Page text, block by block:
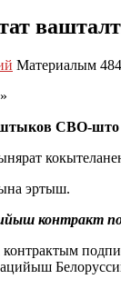
Материалым
СВО-
эртыш.
контракт
контрактым